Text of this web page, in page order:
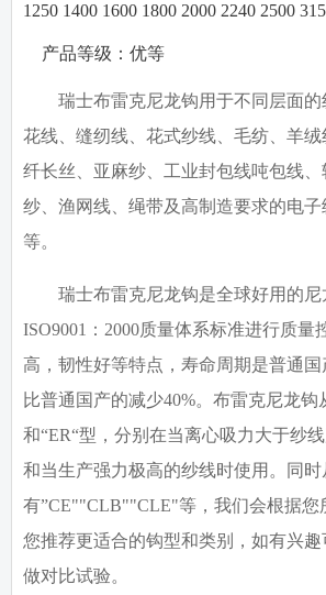
1250 1400 1600 1800 2000 2240 2500
产品等级：优等
瑞士布雷克尼龙钩用于不同层面的
花线、缝纫线、花式纱线、毛纺、羊
纤长丝、亚麻纱、工业封包线吨包线
纱、渔网线、绳带及高制造要求的电
等。
瑞士布雷克尼龙钩是全球好用的尼
ISO9001 ： 2000质量体系标准进行质量
高，韧性好等特点，寿命周期是普通
比普通国产的减少40%。布雷克尼龙钩
和“ER“型，分别在当离心吸力大于纱
和当生产强力极高的纱线时使用。同时
有”CE""CLB""CLE"等，我们会根据您
您推荐更适合的钩型和类别，如有兴趣
做对比试验。